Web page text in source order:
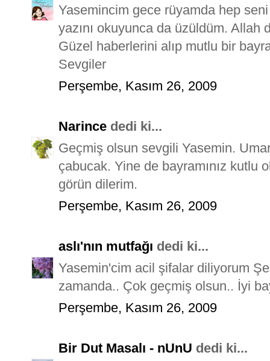
Yasemincim gece rüyamda hep
yazını okuyunca da üzüldüm.
Güzel haberlerini alıp mutlu bir
Sevgiler
Perşembe, Kasım 26, 2009
Narince dedi ki...
Geçmiş olsun sevgili Yasemin.
çabucak. Yine de bayramınız kutlu
görün dilerim.
Perşembe, Kasım 26, 2009
aslı'nın mutfağı dedi ki...
Yasemin'cim acil şifalar diliyorum
zamanda.. Çok geçmiş olsun.. İyi
Perşembe, Kasım 26, 2009
Bir Dut Masalı - nUnU dedi ki...